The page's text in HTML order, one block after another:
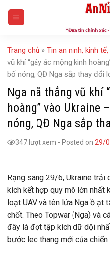
Trang chủ » Tin an ninh, kinh
vũ khí “gây ác mộng kinh
bố nóng, QĐ Nga sắp thay đổi
Nga nã thẳng vũ khí
hoàng” vào Ukraine
nóng, QĐ Nga sắp
347 lượt xem - Posted on 29/
Rạng sáng 29/6, Ukraine trải
kích kết hợp quy mô lớn nhất
loạt UAV và tên lửa Nga ồ ạt
chốt. Theo Topwar (Nga) và
đây là đợt tập kích dữ dội
bước leo thang mới của